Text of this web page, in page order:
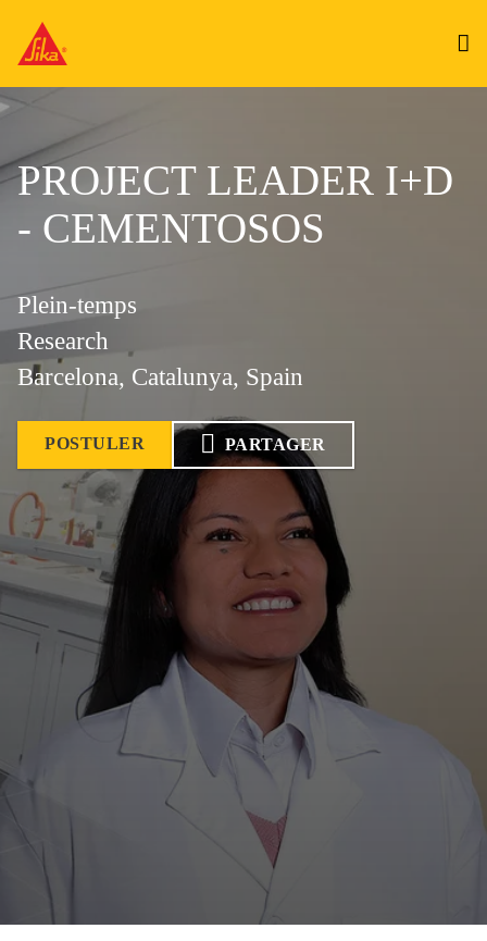
PROJECT LEADER I+D
- CEMENTOSOS
Plein-temps
Research
Barcelona, Catalunya, Spain
POSTULER PARTAGER